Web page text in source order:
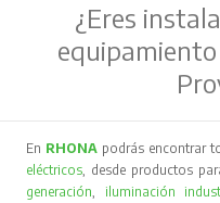
¿Eres
En RHONA podrás encontrar
eléctricos , desde productos
generación
iluminación